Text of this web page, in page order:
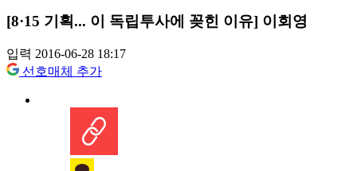
[8·15 기획... 이 독립투사에 꽂힌 이유] 이회영
입력 2016-06-28 18:17
선호매체 추가